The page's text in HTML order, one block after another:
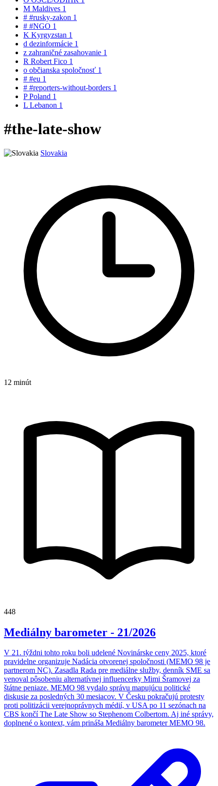
M Maldives 1
# #rusky-zakon 1
# #NGO 1
K Kyrgyzstan 1
d dezinformácie 1
z zahraničné zasahovanie 1
R Robert Fico 1
o občianska spoločnosť 1
# #eu 1
# #reporters-without-borders 1
PPoland 1
L Lebanon 1
#the-late-show
Slovakia
12 minút
448
Mediálny barometer - 21/2026
V 21. týždni tohto roku boli udelené Novinárske ceny 2025, ktoré
pravidelne organizuje Nadácia otvorenej spoločnosti (MEMO 98 je
partnerom NC). Zasadla Rada pre mediálne služby, denník SME sa
venoval pôsobeniu alternatívnej influencerky Mimi Šramovej za
štátne peniaze. MEMO 98 vydalo správu mapujúcu politické
diskusie za posledných 30 mesiacov. V Česku pokračujú protesty
proti politizácii verejnoprávnych médií, v USA po 11 sezónach na
CBS končí The Late Show so Stephenom Colbertom. Aj iné správy,
doplnené o kontext, vám prináša Mediálny barometer MEMO 98.